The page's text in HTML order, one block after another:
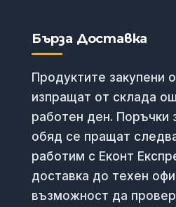
Бърза Доставка
Продуктите закупени
изпращат от склада
работен ден. Поръчки
обяд се пращат
работим с Еконт
доставка до техен
възможност да